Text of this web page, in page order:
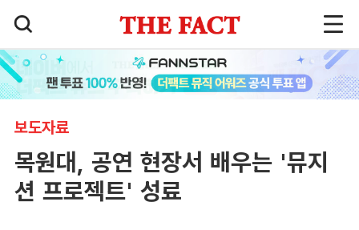
보도자료
목원대, 공연 현장서 배우는 '뮤지
션 프로젝트' 성료